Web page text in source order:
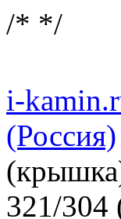
/* */
i-
(Россия)
321/304